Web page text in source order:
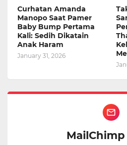
Curhatan Amanda
Manopo Saat Pamer
Baby Bump Pertama
Kali: Sedih Dikatain
Anak Haram
January 31, 2026
MailChimp